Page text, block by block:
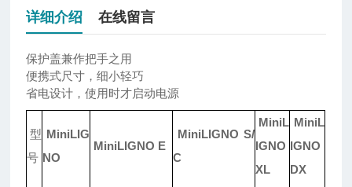
详细介绍 在线留言
保护盖兼作把手之用
便携式尺寸，细小轻巧
省电设计，使用时才启动电源
型
号
MiniLIG
NO
MiniLIGNO E
MiniLIGNO S/
C
MiniL
IGNO
XL
MiniL
IGNO
DX